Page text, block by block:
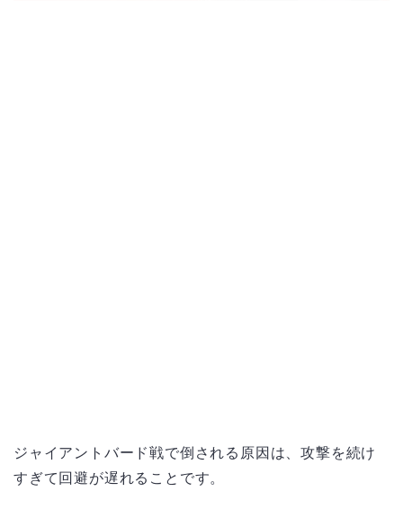
ジャイアントバード戦で倒される原因は、攻撃を続け
すぎて回避が遅れることです。